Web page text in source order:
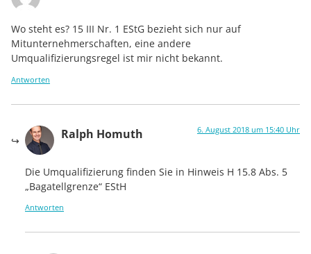
Wo steht es? 15 III Nr. 1 EStG bezieht sich nur auf
Mitunternehmerschaften, eine andere
Umqualifizierungsregel ist mir nicht bekannt.
Antworten
Ralph Homuth 6. August 2018 um 15:40 Uhr
Die Umqualifizierung finden Sie in Hinweis H 15.8 Abs. 5
„Bagatellgrenze“ EStH
Antworten